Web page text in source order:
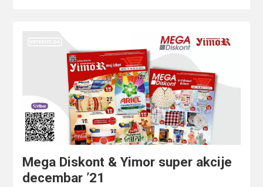
Mega Diskont & Yimor super akcije
decembar ’21